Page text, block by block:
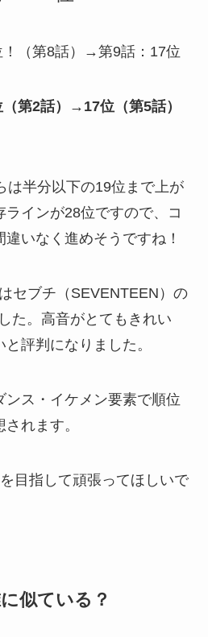
！（第8話）→第9話：17位
（第2話）→ 17位（第5話）
は半分以下の19位まで上が
ラインが28位ですので、コ
いなく進めそうですね！
セブチ（SEVENTEEN）の
た。高音がとてもきれい
評判になりました。
ンス・イケメン要素で順位
れます。
目指して頑張ってほしいで
似ている？